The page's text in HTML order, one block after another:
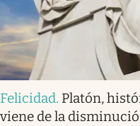
Felicidad. Platón,
viene de la